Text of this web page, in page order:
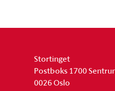
Stortinget
Postboks 1700
0026 Oslo